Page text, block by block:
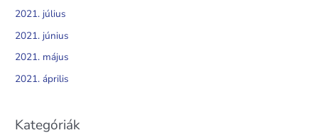
2021. július
2021. június
2021. május
2021. április
Kategóriák